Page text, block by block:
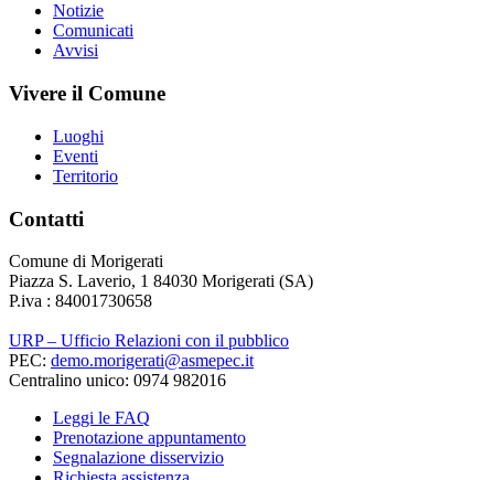
Notizie
Comunicati
Avvisi
Vivere il Comune
Luoghi
Eventi
Territorio
Contatti
Comune di Morigerati
Piazza S. Laverio, 1 84030 Morigerati (SA)
P.iva : 84001730658
URP – Ufficio Relazioni con il pubblico
PEC: demo.morigerati@asmepec.it
Centralino unico: 0974 982016
Leggi le FAQ
Prenotazione appuntamento
Segnalazione disservizio